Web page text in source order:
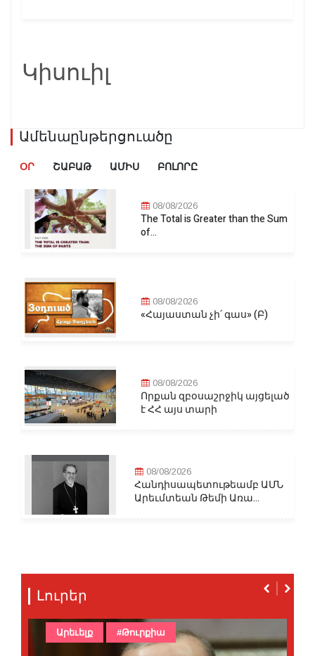
Կիսուիլ
Ամենաընթերցուածը
ՕՐ ՇԱԲԱԹ ԱՄԻՍ ԲՈԼՈՐԸ
08/08/2026
The Total is Greater than the Sum
of...
08/08/2026
«Հայաստան չի՛ գաս» (Բ)
08/08/2026
Որքան զբօսաշրջիկ այցելած
է ՀՀ այս տարի
08/08/2026
Հանդիսապետութեամբ ԱՄՆ
Արեւմտեան Թեմի Առա...
Լուրեր
Արեւելք #Թուրքիա